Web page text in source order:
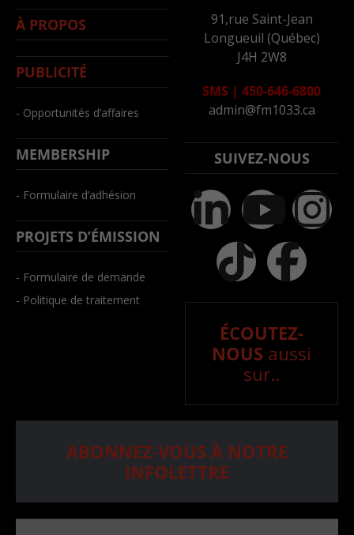
À PROPOS
PUBLICITÉ
- Opportunités d’affaires
MEMBERSHIP
- Formulaire d’adhésion
PROJETS D’ÉMISSION
- Formulaire de demande
- Politique de traitement
91,rue Saint-Jean
Longueuil (Québec)
J4H 2W8
SMS | 450-646-6800
admin@fm1033.ca
SUIVEZ-NOUS
ÉCOUTEZ-
NOUS aussi
sur..
ABONNEZ-VOUS À NOTRE
INFOLETTRE